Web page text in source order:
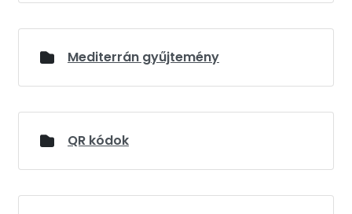
Mediterrán gyűjtemény
QR kódok